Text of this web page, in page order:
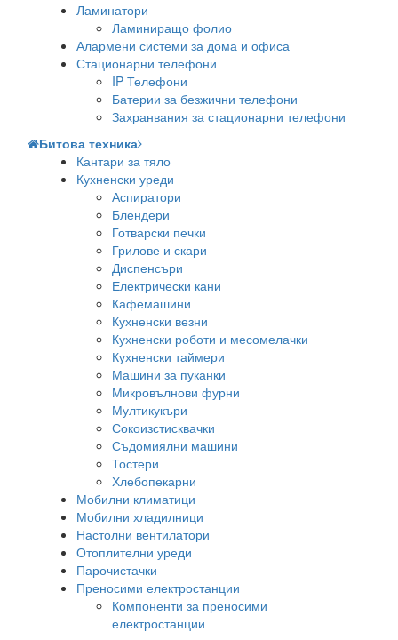
Ламинатори
Ламиниращо фолио
Алармени системи за дома и офиса
Стационарни телефони
IP Телефони
Батерии за безжични телефони
Захранвания за стационарни телефони
Битова техника
Кантари за тяло
Кухненски уреди
Аспиратори
Блендери
Готварски печки
Грилове и скари
Диспенсъри
Електрически кани
Кафемашини
Кухненски везни
Кухненски роботи и месомелачки
Кухненски таймери
Машини за пуканки
Микровълнови фурни
Мултикукъри
Сокоизстисквачки
Съдомиялни машини
Тостери
Хлебопекарни
Мобилни климатици
Мобилни хладилници
Настолни вентилатори
Отоплителни уреди
Парочистачки
Преносими електростанции
Компоненти за преносими
електростанции